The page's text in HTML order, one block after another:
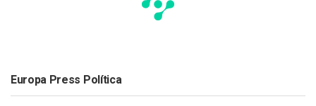
Europa Press Política